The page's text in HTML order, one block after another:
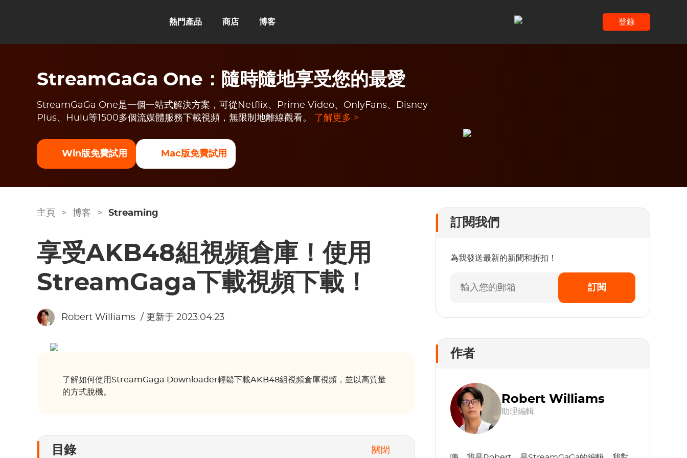
熱門產品 商店 博客 登錄
StreamGaGa One：隨時隨地享受您的最愛
StreamGaGa One是一個一站式解決方案，可從Netflix、Prime Video、OnlyFans、Disney
Plus、Hulu等1500多個流媒體服務下載視頻，無限制地離線觀看。
了解更多 >
Win版免費試用 Mac版免費試用
主頁 > 博客 > Streaming
享受AKB48組視頻倉庫！使用
StreamGaga下載視頻下載！
Robert Williams / 更新于 2023.04.23
了解如何使用StreamGaga Downloader輕鬆下載AKB48組視頻倉庫視頻，並以高質量
的方式脫機。
目錄 關閉
訂閱我們
為我發送最新的新聞和折扣！
訂閱
作者
Robert Williams
助理編輯